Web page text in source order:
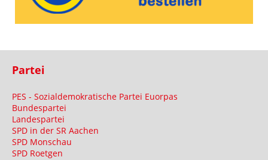
Partei
PES - Sozialdemokratische Partei Euorpas
Bundespartei
Landespartei
SPD in der SR Aachen
SPD Monschau
SPD Roetgen